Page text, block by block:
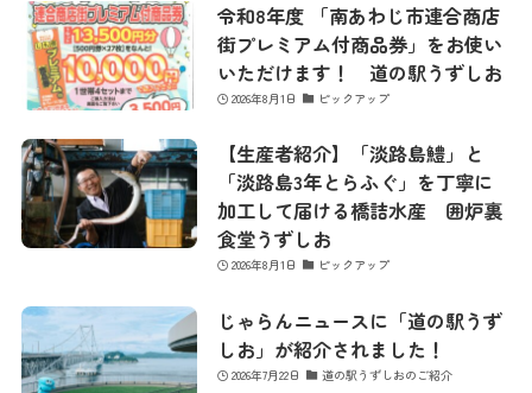
令和8年度 「南あわじ市連合商店
街プレミアム付商品券」をお使い
いただけます！ 道の駅うずしお
2026年8月1日 ピックアップ
【生産者紹介】「淡路島鱧」と
「淡路島3年とらふぐ」を丁寧に
加工して届ける橋詰水産 囲炉裏
食堂うずしお
2026年8月1日 ピックアップ
じゃらんニュースに「道の駅うず
しお」が紹介されました！
2026年7月22日 道の駅うずしおのご紹介